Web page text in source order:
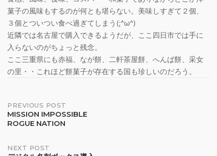
菓子の風味もするのが何とも堪らない。美味しすぎて２個、
３個とついつい食べ過ぎてしまう(;^ω^)
近隣では名古屋で購入できるようだが、ここ四日市では手に
入らないのがちょっと残念。
ここ三重県にも赤福、なが餅、二軒茶屋餅、へんば餅、采女
の里・・これほど餅菓子が存在する国も珍しいのだろう。
Post
navigation
PREVIOUS POST
MISSION IMPOSSIBLE
ROGUE NATION
NEXT POST